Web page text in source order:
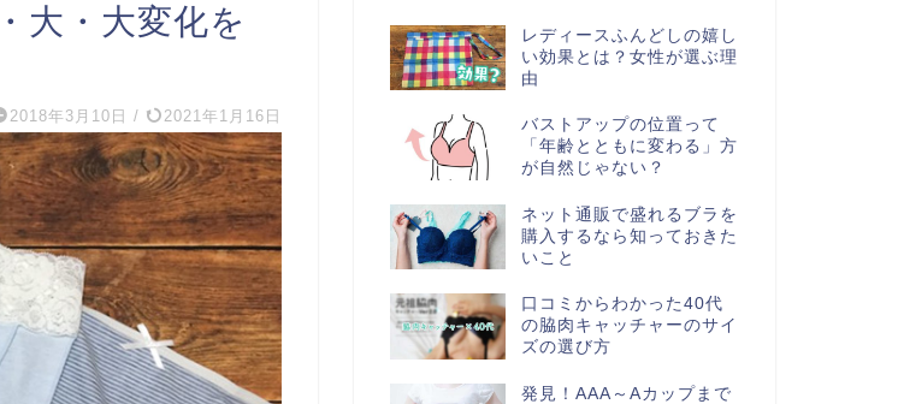
大・大変化を
2018年3月10日 / 2021年1月16日
レディースふんどしの嬉し
い効果とは？女性が選ぶ理
由
バストアップの位置って
「年齢とともに変わる」方
が自然じゃない？
ネット通販で盛れるブラを
購入するなら知っておきた
いこと
口コミからわかった40代
の脇肉キャッチャーのサイ
ズの選び方
発見！AAA～Aカップまで